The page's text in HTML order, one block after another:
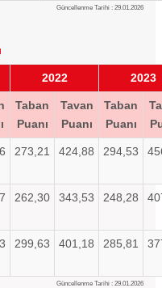
Güncellenme Tarihi : 29.01.2026
2022 2023
Taban
Puanı
Tavan
Puanı
Taban
Puanı
273,21 424,88 294,53
262,30 343,53 248,28
299,63 401,18 285,81
Güncellenme Tarihi : 29.01.2026